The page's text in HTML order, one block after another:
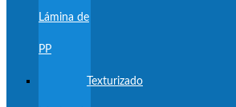
Lámina de
PP
Texturizado